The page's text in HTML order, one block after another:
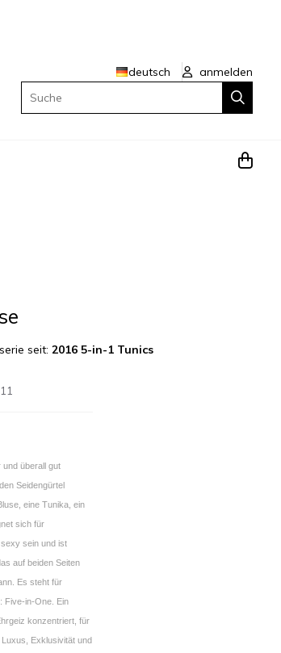
deutsch
anmelden
seit:2016 5-in-1 Tunics
überall gut
Seidengürtel
eine Tunika, ein
sich für
sein und ist
auf beiden Seiten
Es steht für
Five-in-One. Ein
konzentriert, für
Exklusivität und